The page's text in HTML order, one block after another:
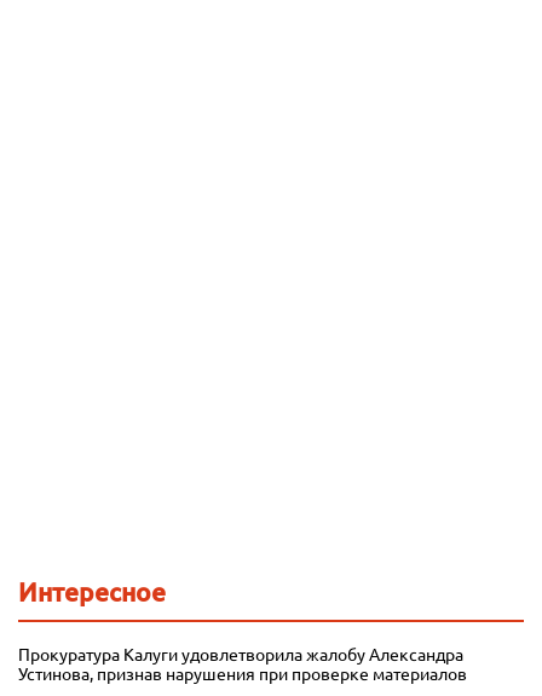
Интересное
Прокуратура Калуги удовлетворила жалобу Александра
Устинова, признав нарушения при проверке материалов